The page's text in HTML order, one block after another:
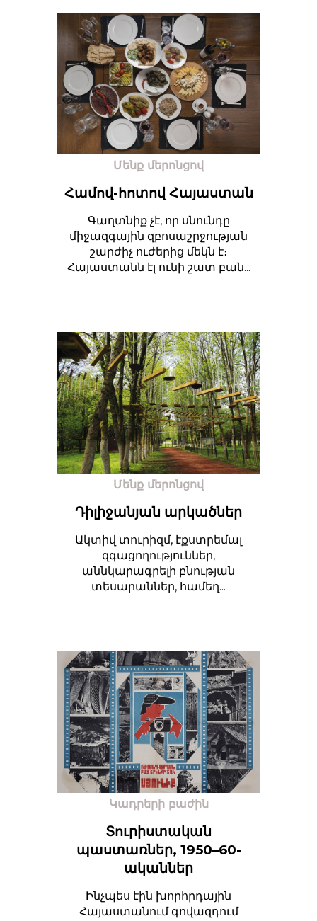
Մենք մերոնցով
Համով-հոտով Հայաստան
Գաղտնիք չէ, որ սնունդը
միջազգային զբոսաշրջության
շարժիչ ուժերից մեկն է։
Հայաստանն էլ ունի շատ բան...
Մենք մերոնցով
Դիլիջանյան արկածներ
Ակտիվ տուրիզմ, էքստրեմալ
զգացողություններ,
աննկարագրելի բնության
տեսարաններ, համեղ...
Կադրերի բաժին
Տուրիստական
պաստառներ, 1950–60-
ականներ
Ինչպես էին խորհրդային
Հայաստանում գովազդում